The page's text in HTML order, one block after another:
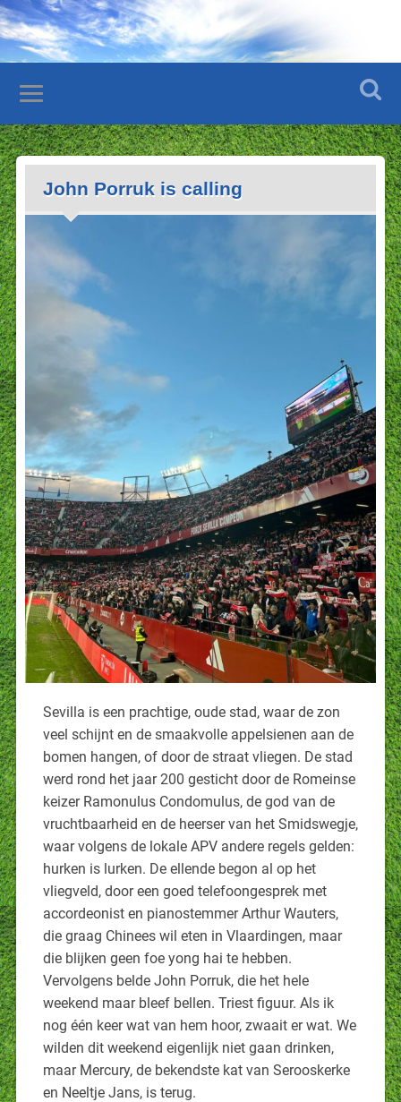
John Porruk is calling
Sevilla is een prachtige, oude stad, waar de zon
veel schijnt en de smaakvolle appelsienen aan de
bomen hangen, of door de straat vliegen. De stad
werd rond het jaar 200 gesticht door de Romeinse
keizer Ramonulus Condomulus, de god van de
vruchtbaarheid en de heerser van het Smidswegje,
waar volgens de lokale APV andere regels gelden:
hurken is lurken. De ellende begon al op het
vliegveld, door een goed telefoongesprek met
accordeonist en pianostemmer Arthur Wauters,
die graag Chinees wil eten in Vlaardingen, maar
die blijken geen foe yong hai te hebben.
Vervolgens belde John Porruk, die het hele
weekend maar bleef bellen. Triest figuur. Als ik
nog één keer wat van hem hoor, zwaait er wat. We
wilden dit weekend eigenlijk niet gaan drinken,
maar Mercury, de bekendste kat van Serooskerke
en Neeltje Jans, is terug.